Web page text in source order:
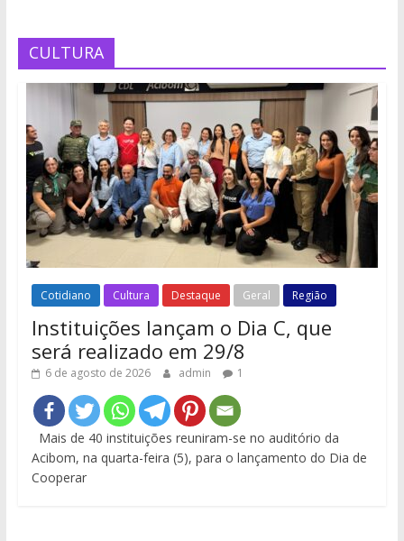
CULTURA
Cotidiano Cultura Destaque Geral Região
Instituições lançam o Dia C, que
será realizado em 29/8
6 de agosto de 2026 admin 1
Mais de 40 instituições reuniram-se no auditório da
Acibom, na quarta-feira (5), para o lançamento do Dia de
Cooperar